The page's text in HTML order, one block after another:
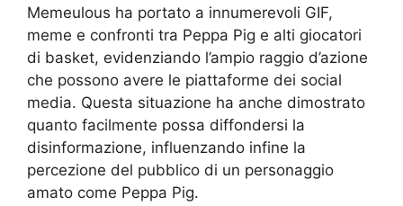
Memeulous ha portato a innumerevoli GIF,
meme e confronti tra Peppa Pig e alti giocatori
di basket, evidenziando l’ampio raggio d’azione
che possono avere le piattaforme dei social
media. Questa situazione ha anche dimostrato
quanto facilmente possa diffondersi la
disinformazione, influenzando infine la
percezione del pubblico di un personaggio
amato come Peppa Pig.